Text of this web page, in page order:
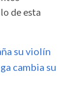
de esta
su violín
cambia su